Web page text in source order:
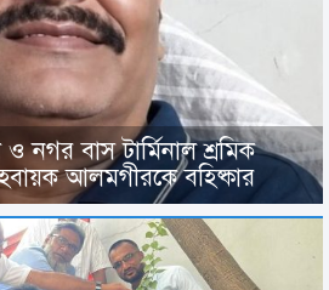
নগর বাস টার্মিনাল শ্রমিক
আলমগীরকে বহিষ্কার